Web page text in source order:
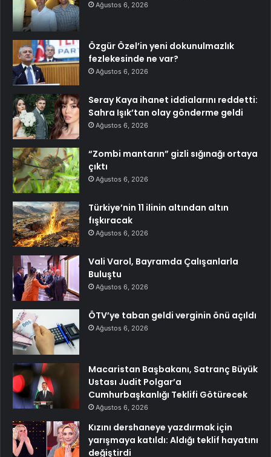
Ağustos 6, 2026
Özgür Özel’in yeni dokunulmazlık
fezlekesinde ne var?
Ağustos 6, 2026
Seray Kaya ihanet iddialarını reddetti:
Sahra Işık’tan olay gönderme geldi
Ağustos 6, 2026
“Zombi mantarın” gizli sığınağı ortaya
çıktı
Ağustos 6, 2026
Türkiye’nin 11 ilinin altından altın
fışkıracak
Ağustos 6, 2026
Vali Varol, Bayramda Çalışanlarla
Buluştu
Ağustos 6, 2026
ÖTV’ye taban geldi verginin önü açıldı
Ağustos 6, 2026
Macaristan Başbakanı, Satranç Büyük
Ustası Judit Polgar’a
Cumhurbaşkanlığı Teklifi Götürecek
Ağustos 6, 2026
Kızını dershaneye yazdırmak için
yarışmaya katıldı: Aldığı teklif hayatını
değiştirdi